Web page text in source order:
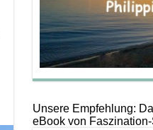
Unsere Empfehlung:
eBook von